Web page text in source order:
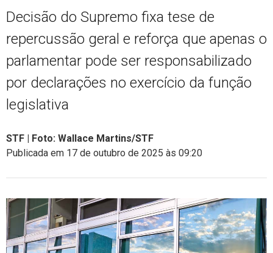
Decisão do Supremo fixa tese de
repercussão geral e reforça que apenas o
parlamentar pode ser responsabilizado
por declarações no exercício da função
legislativa
STF | Foto: Wallace Martins/STF
Publicada em 17 de outubro de 2025 às 09:20